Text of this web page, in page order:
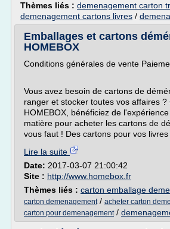
Thèmes liés : demenagement carton
demenagement cartons livres /
Emballages et cartons
HOMEBOX
Conditions générales de vente
Vous avez besoin de cartons de
ranger et stocker toutes vos affaires ?
HOMEBOX, bénéficiez de
matière pour acheter les cartons de
vous faut ! Des cartons pour vos livres
Lire la suite
Date: 2017-03-07 21:00:42
Site : http://www.homebox.fr
Thèmes liés : carton emballage
carton demenagement/ acheter carton
carton pour demenagement/